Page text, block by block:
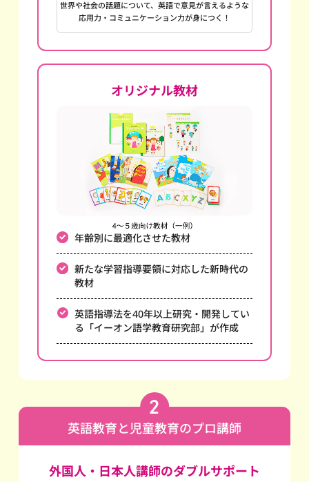
世界や社会の話題について、英語で意見が言えるような
応用力・コミュニケーション力が身につく！
オリジナル教材
年齢別に最適化させた教材
新たな学習指導要領に対応した新時代の
教材
英語指導法を40年以上研究・開発してい
る 「イーオン語学教育研究部」が作成
英語教育と児童教育のプロ講師
外国人・日本人講師のダブルサポート